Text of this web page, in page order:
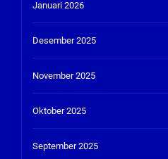
Januari 2026
Desember 2025
November 2025
Oktober 2025
September 2025